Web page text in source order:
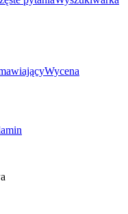
Wycena